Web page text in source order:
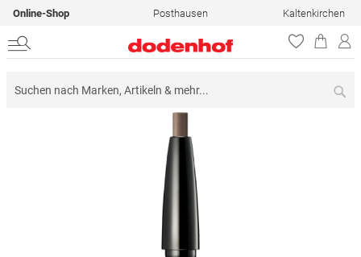
Online-Shop Posthausen Kaltenkirchen